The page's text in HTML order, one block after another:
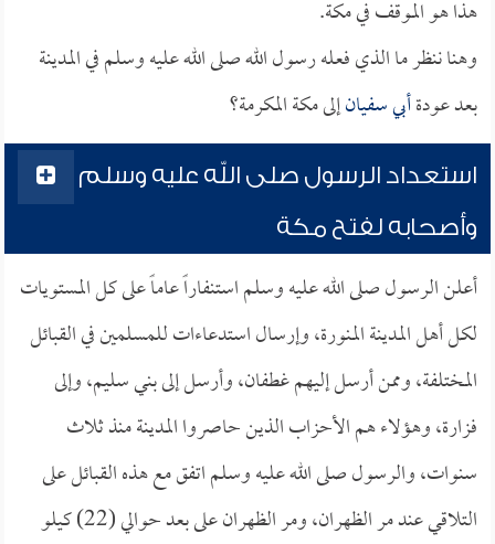
هذا هو الموقف في مكة.
وهنا ننظر ما الذي فعله رسول الله صلى الله عليه وسلم في المدينة
بعد عودةأبي سفيانإلى مكة المكرمة؟
استعداد الرسول صلى الله عليه وسلم
وأصحابه لفتح مكة
أعلن الرسول صلى الله عليه وسلم استنفاراً عاماً على كل المستويات
لكل أهل المدينة المنورة، وإرسال استدعاءات للمسلمين في القبائل
المختلفة، وممن أرسل إليهم غطفان، وأرسل إلى بني سليم، وإلى
فزارة، وهؤلاء هم الأحزاب الذين حاصروا المدينة منذ ثلاث
سنوات، والرسول صلى الله عليه وسلم اتفق مع هذه القبائل على
التلاقي عند مر الظهران، ومر الظهران على بعد حوالي (22) كيلو